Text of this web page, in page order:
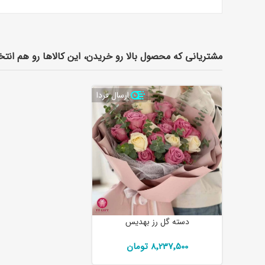
مشتریانی که محصول بالا رو خریدن، این کالاها رو هم
ارسال فردا
دسته گل رز بهديس
8٬237٬500 تومان